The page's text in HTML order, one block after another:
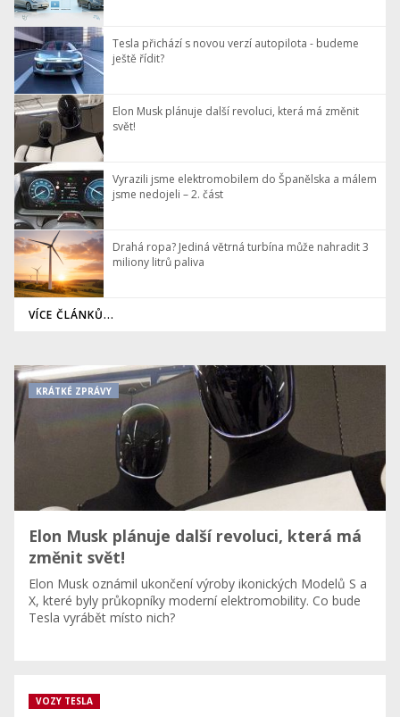
Tesla přichází s novou verzí autopilota - budeme
ještě řídit?
Elon Musk plánuje další revoluci, která má změnit
svět!
Vyrazili jsme elektromobilem do Španělska a málem
jsme nedojeli – 2. část
Drahá ropa? Jediná větrná turbína může nahradit 3
miliony litrů paliva
VÍCE ČLÁNKŮ...
Elon Musk plánuje další revoluci, která má
změnit svět!
Elon Musk oznámil ukončení výroby ikonických Modelů S a
X, které byly průkopníky moderní elektromobility. Co bude
Tesla vyrábět místo nich?
KRÁTKÉ ZPRÁVY
VOZY TESLA